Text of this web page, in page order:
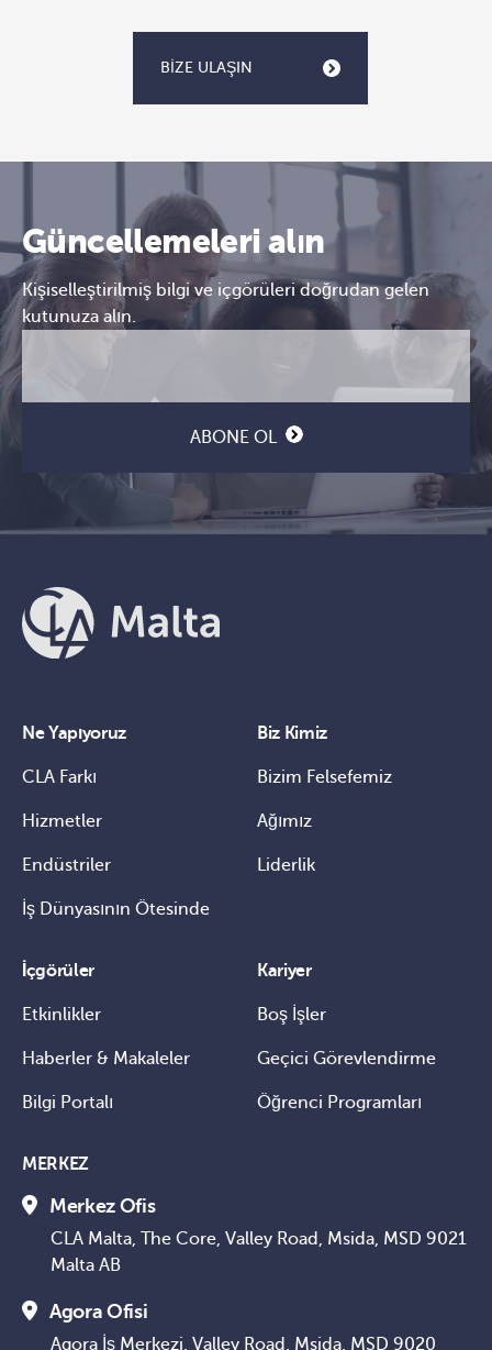
BİZE ULAŞIN
Güncellemeleri alın
Kişiselleştirilmiş bilgi ve içgörüleri doğrudan gelen
kutunuza alın.
posta
ABONE OL
Ne Yapıyoruz
CLA Farkı
Hizmetler
Endüstriler
İş Dünyasının Ötesinde
Biz Kimiz
Bizim Felsefemiz
Ağımız
Liderlik
İçgörüler
Etkinlikler
Haberler & Makaleler
Bilgi Portalı
Kariyer
Boş İşler
Geçici Görevlendirme
Öğrenci Programları
MERKEZ
Merkez Ofis
CLA Malta, The Core, Valley Road, Msida, MSD 9021
Malta AB
Agora Ofisi
Agora İş Merkezi, Valley Road, Msida, MSD 9020